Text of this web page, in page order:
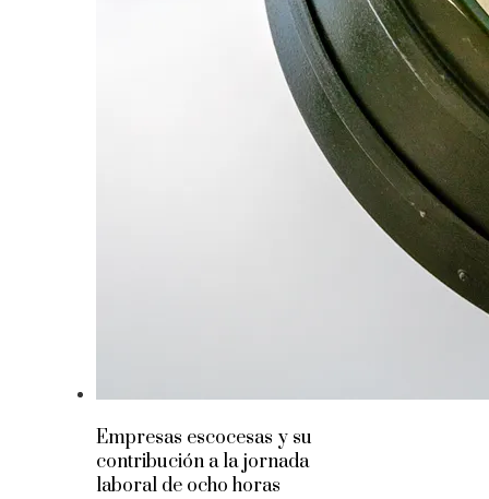
Empresas escocesas y su
contribución a la jornada
laboral de ocho horas